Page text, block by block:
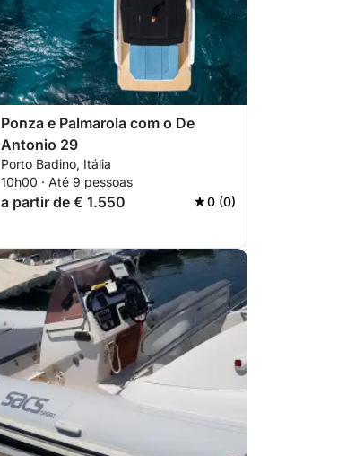
Ponza e Palmarola com o De
Antonio 29
Porto Badino, Itália
10h00 · Até 9 pessoas
a partir de € 1.550 0 (0)